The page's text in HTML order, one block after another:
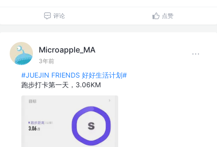
评论 点赞
Microapple_MA
3年前
#JUEJIN FRIENDS 好好生活计划#
跑步打卡第一天，3.06KM